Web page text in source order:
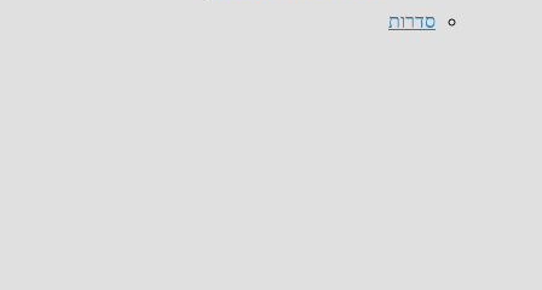
סדרות